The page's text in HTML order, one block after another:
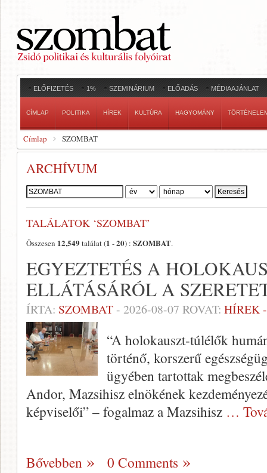
ELŐFIZETÉS 1% SZEMINÁRIUM ELŐADÁS MÉDIAAJÁNLAT
CÍMLAP POLITIKA HÍREK KULTÚRA HAGYOMÁNY
Címlap SZOMBAT
ARCHÍVUM
Szerző:
TALÁLATOK ‘SZOMBAT’
Összesen 12,549 találat (1 -20) : SZOMBAT.
EGYEZTETÉS A
ELLÁTÁSÁRÓL A
ÍRTA: SZOMBAT- 2026-08-07 ROVAT: HÍREK
“A holokauszt-túlélők
történő, korszerű
ügyében tartottak
Andor, Mazsihisz elnökének
képviselői” – fogalmaz a Mazsihisz …
Bővebben 0 Comments